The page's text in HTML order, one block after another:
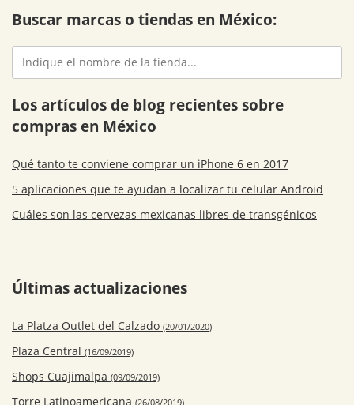
Buscar marcas o tiendas en México:
Los artículos de blog recientes sobre
compras en México
Qué tanto te conviene comprar un iPhone 6 en 2017
5 aplicaciones que te ayudan a localizar tu celular Android
Cuáles son las cervezas mexicanas libres de transgénicos
Últimas actualizaciones
La Platza Outlet del Calzado (20/01/2020)
Plaza Central (16/09/2019)
Shops Cuajimalpa (09/09/2019)
Torre Latinoamericana (26/08/2019)